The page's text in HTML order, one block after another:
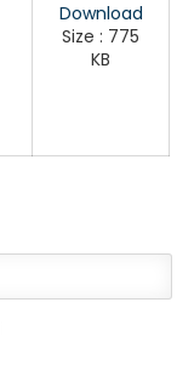
Download
Size : 775
KB